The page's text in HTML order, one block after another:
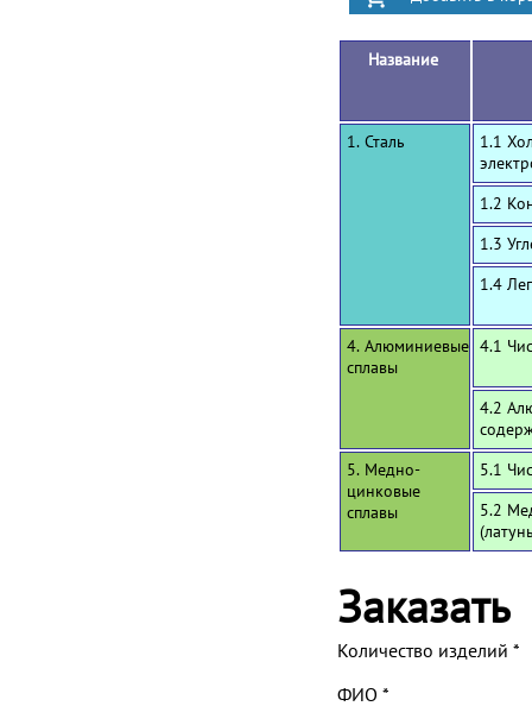
Название
1. Сталь
1.1
1.2
1.3
1.4
4. Алюминиевые
сплавы
4.1
4.2
5. Медно-
цинковые
сплавы
5.1
5.2
Заказать
Количество изделий *
ФИО *